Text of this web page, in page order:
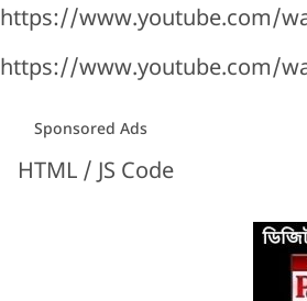
https://www.youtube.com/
https://www.youtube.com/
Sponsored Ads
HTML / JS Code